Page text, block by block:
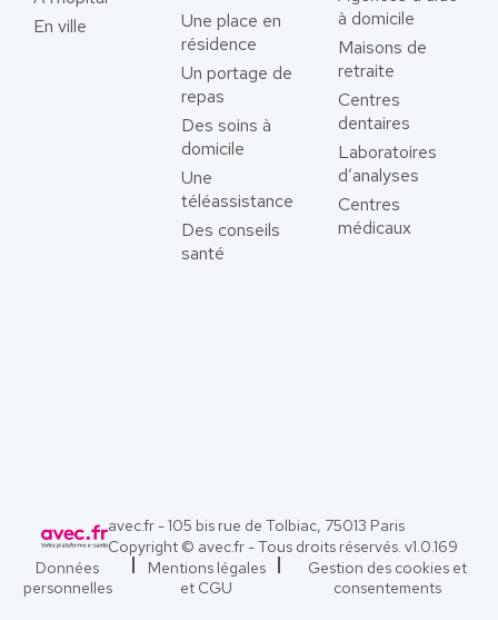
En ville
Une place en
résidence
Un portage de
repas
Des soins à
domicile
Une
téléassistance
Des conseils
santé
à domicile
Maisons de
retraite
Centres
dentaires
Laboratoires
d’analyses
Centres
médicaux
avec.fr - 105 bis rue de Tolbiac, 75013 Paris
Copyright © avec.fr - Tous droits réservés. v1.0.169
Données
personnelles
Mentions légales
et CGU
Gestion des cookies et
consentements